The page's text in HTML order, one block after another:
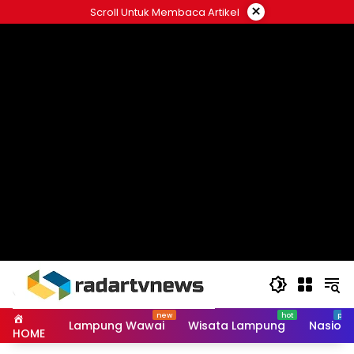
to
Scroll Untuk Membaca Artikel ×
HOME Lampung Wawai Wisata Lampung